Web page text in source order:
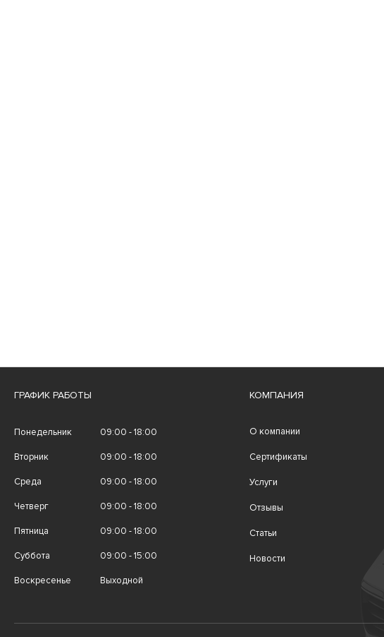
ГРАФИК РАБОТЫ
Понедельник 09:00 - 18:00
Вторник 09:00 - 18:00
Среда 09:00 - 18:00
Четверг 09:00 - 18:00
Пятница 09:00 - 18:00
Суббота 09:00 - 15:00
Воскресенье Выходной
КОМПАНИЯ
О компании
Сертификаты
Услуги
Отзывы
Статьи
Новости